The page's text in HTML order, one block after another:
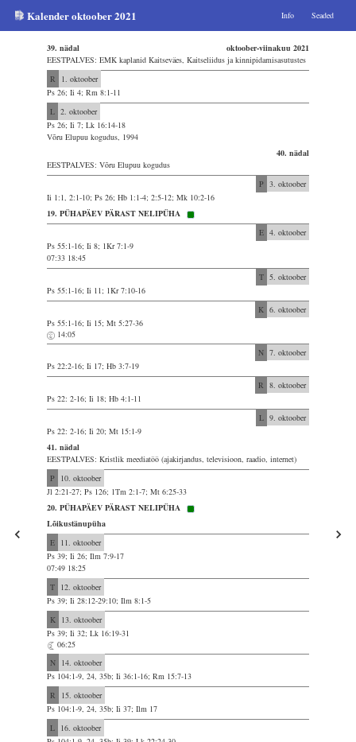
Kalender oktoober 2021 Info Seaded
39. nädal
oktoober-viinakuu 2021
EESTPALVES: EMK kaplanid Kaitseväes, Kaitseliidus ja kinnipidamisasutustes
R
1. oktoober
Ps 26; Ii 4; Rm 8:1-11
L 2. oktoober
Ps 26; Ii 7; Lk 16:14-18
Võru Elupuu kogudus, 1994
40. nädal
EESTPALVES: Võru Elupuu kogudus
P 3. oktoober
Ii 1:1, 2:1-10; Ps 26; Hb 1:1-4; 2:5-12; Mk 10:2-16
19. PÜHAPÄEV PÄRAST NELIPÜHA
E 4. oktoober
Ps 55:1-16; Ii 8; 1Kr 7:1-9
07:33 18:45
T 5. oktoober
Ps 55:1-16; Ii 11; 1Kr 7:10-16
K 6. oktoober
Ps 55:1-16; Ii 15; Mt 5:27-36
14:05
N 7. oktoober
Ps 22:2-16; Ii 17; Hb 3:7-19
R 8. oktoober
Ps 22: 2-16; Ii 18; Hb 4:1-11
L 9. oktoober
Ps 22: 2-16; Ii 20; Mt 15:1-9
41. nädal
EESTPALVES: Kristlik meediatöö (ajakirjandus, televisioon, raadio, internet)
P
10. oktoober
Jl 2:21-27; Ps 126; 1Tm 2:1-7; Mt 6:25-33
20. PÜHAPÄEV PÄRAST NELIPÜHA
Lõikustänupüha
E 11. oktoober
Ps 39; Ii 26; Ilm 7:9-17
07:49 18:25
T 12. oktoober
Ps 39; Ii 28:12-29:10; Ilm 8:1-5
K 13. oktoober
Ps 39; Ii 32; Lk 16:19-31
06:25
N 14. oktoober
Ps 104:1-9, 24, 35b; Ii 36:1-16; Rm 15:7-13
R
15. oktoober
Ps 104:1-9, 24, 35b; Ii 37; Ilm 17
L 16. oktoober